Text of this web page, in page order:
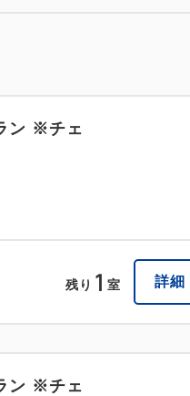
ン ※チェ
残り 1 室 詳細
ン ※チェ